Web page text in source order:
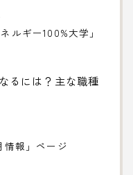
ルギー100%大学」
るには？主な職種
報」ページ